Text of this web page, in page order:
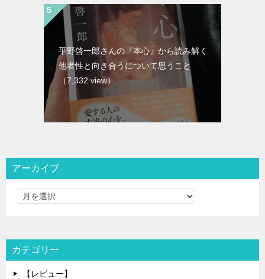
平野啓一郎さんの『本心』から読み解く
他者性と向き合うについて思うこと
（7,332 view）
アーカイブ
カテゴリー
【レビュー】